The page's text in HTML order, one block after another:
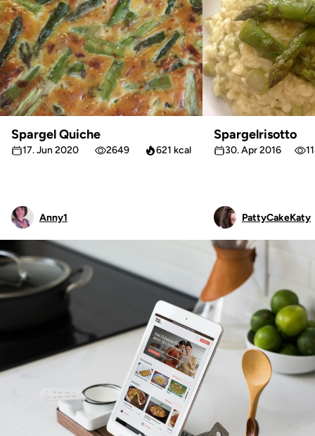
Spargel Quiche
17. Jun 2020 2649 621 kcal
Anny1
Spargelrisotto
30. Apr 2016
PattyCakeKaty